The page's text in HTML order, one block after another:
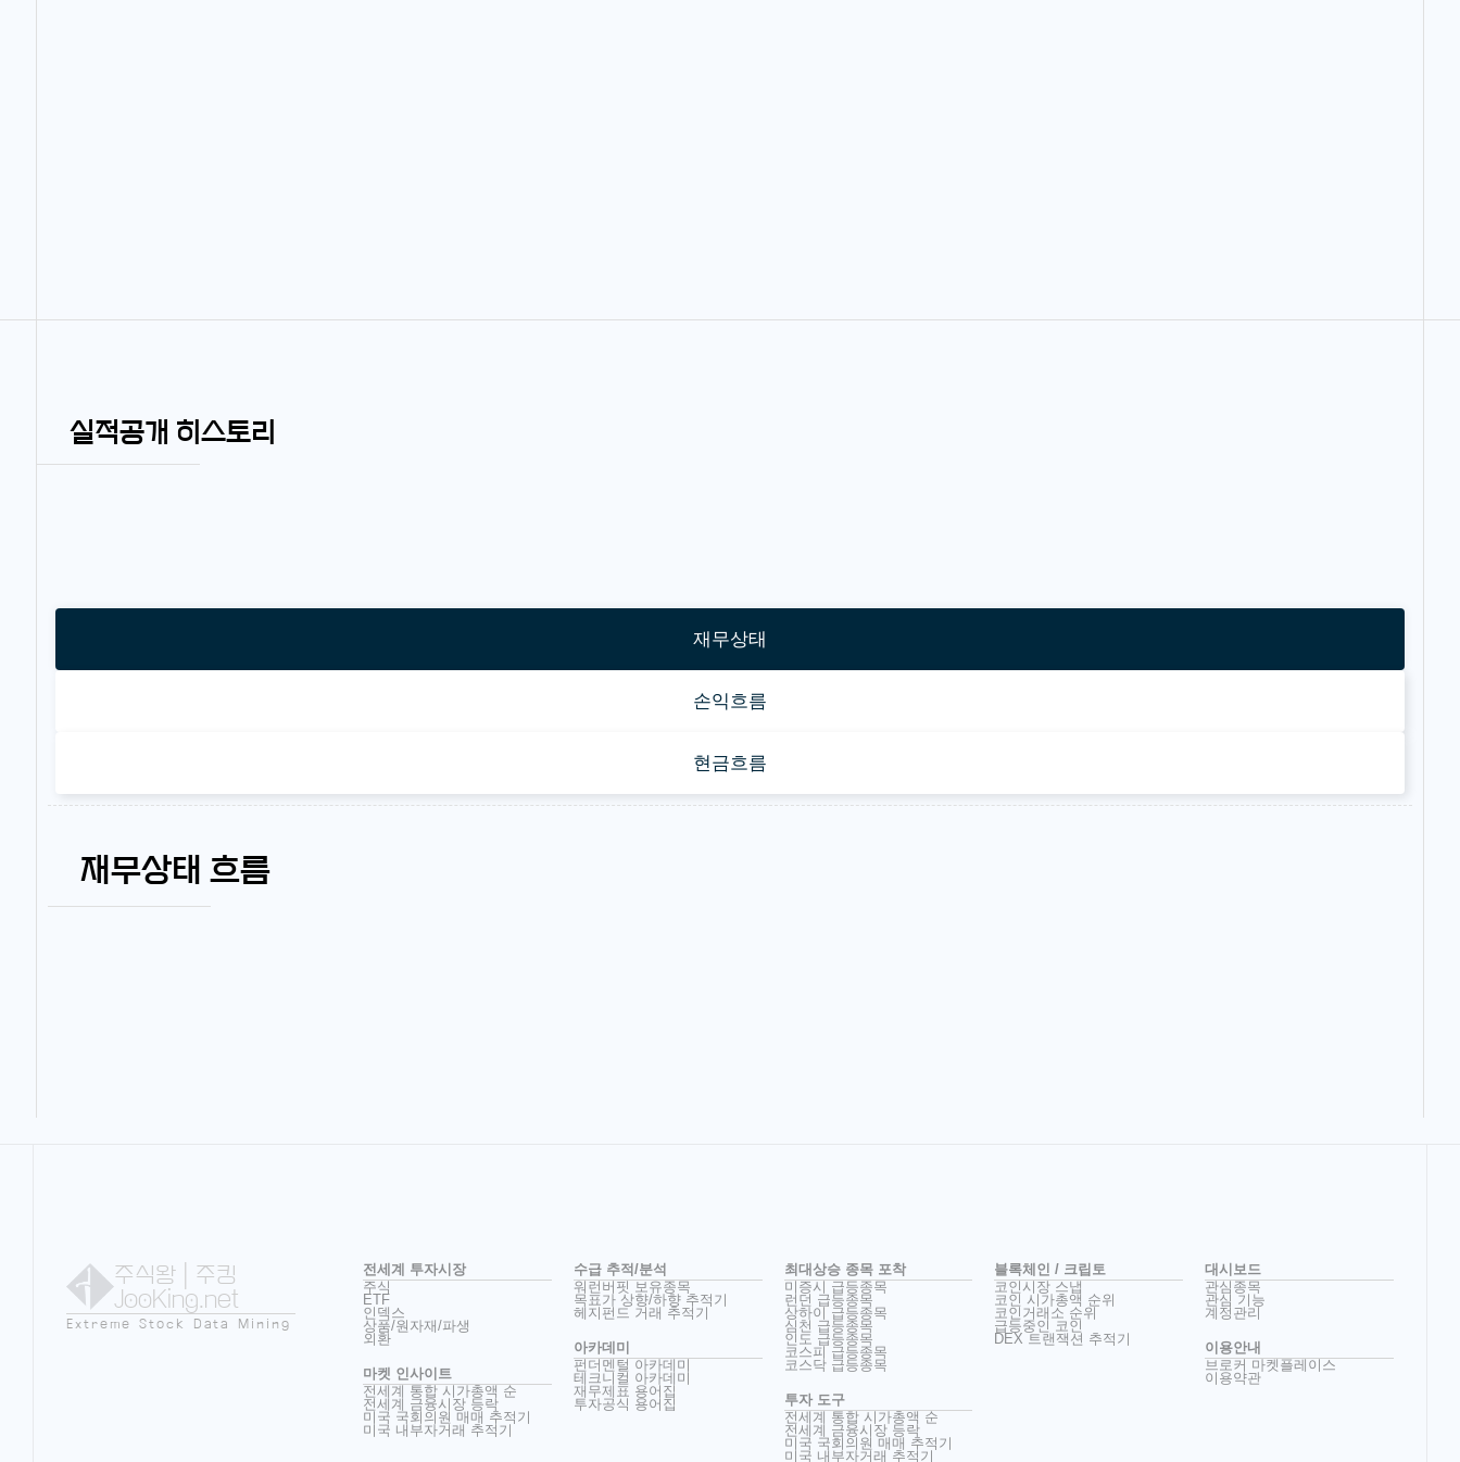
실적공개 히스토리
재무상태
손익흐름
현금흐름
재무상태 흐름
주식왕 | 주킹
JooKing.net
Extreme Stock Data Mining
전세계 투자시장
주식
ETF
인덱스
상품/원자재/파생
외환
마켓 인사이트
전세계 통합 시가총액 순
전세계 금융시장 등락
미국 국회의원 매매 추적기
미국 내부자거래 추적기
수급 추적/분석
워런버핏 보유종목
목표가 상향/하향 추적기
헤지펀드 거래 추적기
아카데미
펀더멘털 아카데미
테크니컬 아카데미
재무제표 용어집
투자공식 용어집
최대상승 종목 포착
미증시 급등종목
런던 급등종목
상하이 급등종목
심천 급등종목
인도 급등종목
코스피 급등종목
코스닥 급등종목
투자 도구
전세계 통합 시가총액 순
전세계 금융시장 등락
미국 국회의원 매매 추적기
미국 내부자거래 추적기
블록체인 / 크립토
코인시장 스냅
코인 시가총액 순위
코인거래소 순위
급등중인 코인
DEX 트랜잭션 추적기
대시보드
관심종목
관심 기능
계정관리
이용안내
브로커 마켓플레이스
이용약관